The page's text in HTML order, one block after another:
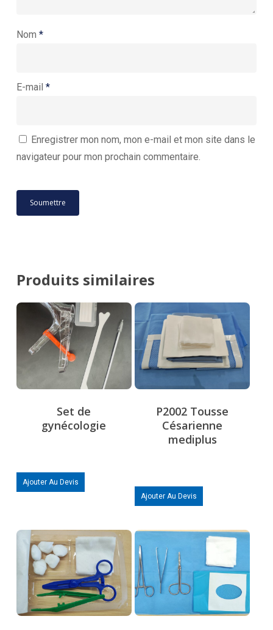
Nom *
E-mail *
Enregistrer mon nom, mon e-mail et mon site dans le
navigateur pour mon prochain commentaire.
Produits similaires
Set de
gynécologie
Ajouter Au Devis
P2002 Tousse
Césarienne
mediplus
Ajouter Au Devis